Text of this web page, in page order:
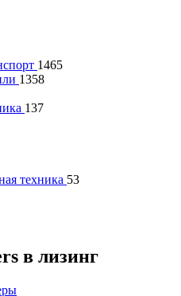
1465
1358
137
техника 53
в лизинг